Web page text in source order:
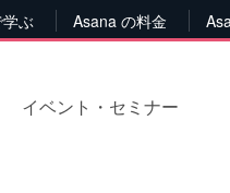
ぶ Asana の料金
イベント・セミナー